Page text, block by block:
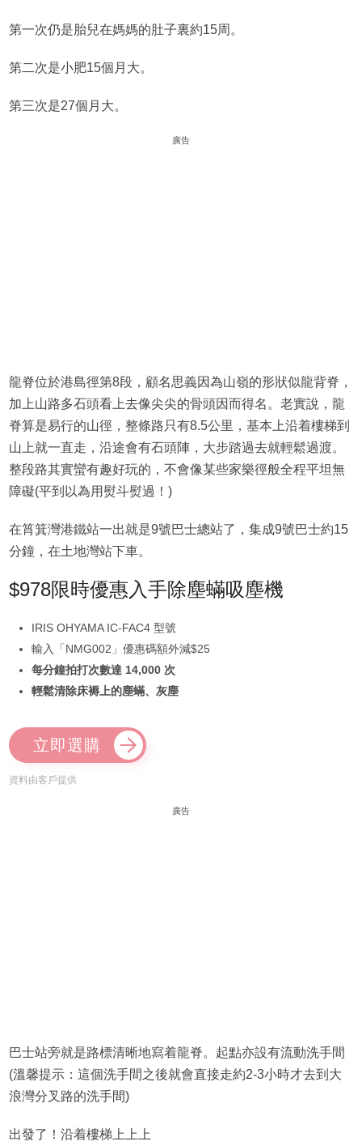
第一次仍是胎兒在媽媽的肚子裏約15周。
第二次是小肥15個月大。
第三次是27個月大。
廣告
龍脊位於港島徑第8段，顧名思義因為山嶺的形狀似龍背脊，
加上山路多石頭看上去像尖尖的骨頭因而得名。老實說，龍
脊算是易行的山徑，整條路只有8.5公里，基本上沿着樓梯到
山上就一直走，沿途會有石頭陣，大步踏過去就輕鬆過渡。
整段路其實蠻有趣好玩的，不會像某些家樂徑般全程平坦無
障礙(平到以為用熨斗熨過！)
在筲箕灣港鐵站一出就是9號巴士總站了，集成9號巴士約15
分鐘，在土地灣站下車。
$978限時優惠入手除塵蟎吸塵機
IRIS OHYAMA IC-FAC4 型號
輸入「NMG002」優惠碼額外減$25
每分鐘拍打次數達 14,000 次
輕鬆清除床褥上的塵蟎、灰塵
立即選購
資料由客戶提供
廣告
巴士站旁就是路標清晰地寫着龍脊。起點亦設有流動洗手間
(溫馨提示：這個洗手間之後就會直接走約2-3小時才去到大
浪灣分叉路的洗手間)
出發了！沿着樓梯上上上